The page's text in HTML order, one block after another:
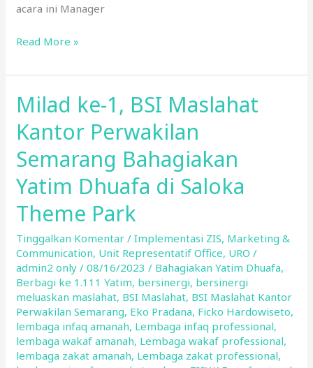
acara ini Manager
Read More »
Milad ke-1, BSI Maslahat
Kantor Perwakilan
Semarang Bahagiakan
Yatim Dhuafa di Saloka
Theme Park
Tinggalkan Komentar /Implementasi ZIS, Marketing &
Communication, Unit Representatif Office, URO /
admin2 only/08/16/2023/ Bahagiakan Yatim Dhuafa,
Berbagi ke 1.111 Yatim, bersinergi, bersinergi
meluaskan maslahat, BSI Maslahat, BSI Maslahat Kantor
Perwakilan Semarang, Eko Pradana, Ficko Hardowiseto,
lembaga infaq amanah, Lembaga infaq professional,
lembaga wakaf amanah, Lembaga wakaf professional,
lembaga zakat amanah, Lembaga zakat professional,
Milad
ke-
1,
BSI
Maslahat
Kantor
Perwakilan
Semarang
Bahagiakan
Yatim
Dhuafa
di
Saloka
Theme
Park